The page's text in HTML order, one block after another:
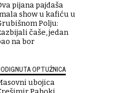
pijana pajdaša
show u kafiću u
Polju:
čaše, jedan
na bor
OPTUŽNICA
ubojica